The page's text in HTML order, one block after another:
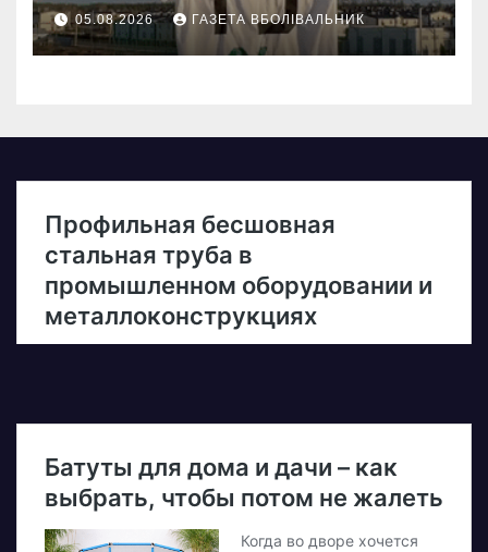
05.08.2026 ГАЗЕТА ВБОЛІВАЛЬНИК